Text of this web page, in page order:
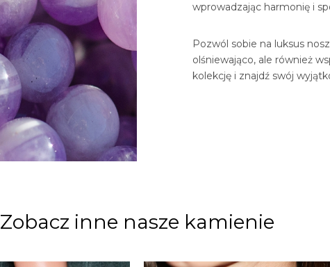
wprowadzając harmonię i
Pozwól sobie na luksus
olśniewająco, ale również
kolekcję i znajdź swój
Zobacz inne nasze kamienie